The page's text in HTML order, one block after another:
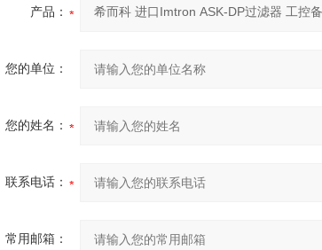
产品：
您的单位：
您的姓名：
联系电话：
常用邮箱：